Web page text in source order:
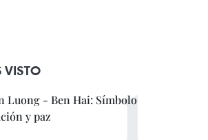
VISTO
Luong - Ben Hai: Símbolo
y paz